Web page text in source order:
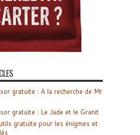
gratuite : A la recherche de Mr
gratuite : Le Jade et le Granit
gratuite pour les énigmes et